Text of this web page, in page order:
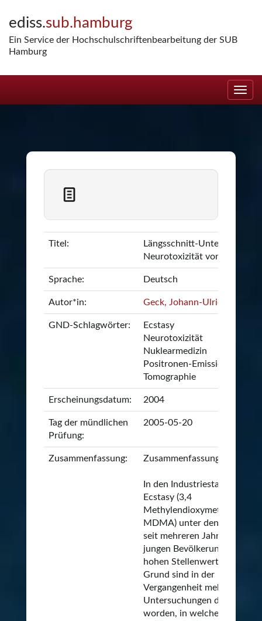
navigation
ediss.sub.hamburg
Ein Service der Hochschulschriftenbearbeitung der SUB
Hamburg
Titel:
Längsschnitt-Untersuchung
Neurotoxizität von MDMA
Sprache: Deutsch
Autor*in: Geck, Johann-Ulrich
GND-Schlagwörter:
Ecstasy
Neurotoxizität
Nuklearmedizin
Positronen-Emissions-
Tomographie
Erscheinungsdatum: 2004
Tag der mündlichen
Prüfung:
2005-05-20
Zusammenfassung: Zusammenfassung:
In den Industriestaaten
Ecstasy (3,4
MDMA) unter den
seit mehreren Jahren in der
jungen Bevölkerung einen
hohen Stellenwert. Aus
Grund sind in der
Vergangenheit mehrfach
Untersuchungen
worden, in welchen